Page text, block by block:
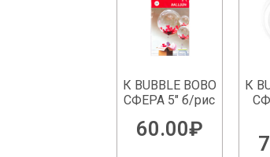
К BUBBLE BOBO
СФЕРА 5″ б/рис
60.00₽
К